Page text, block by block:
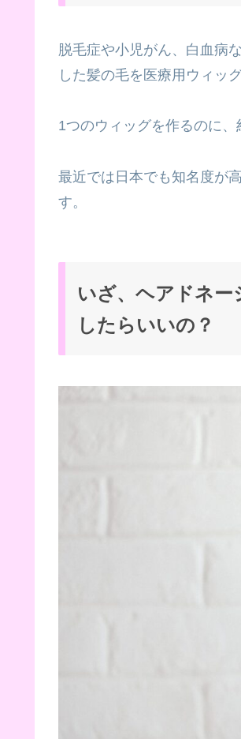
脱毛症や小児がん、白血病
した髪の毛を医療用ウィッ
1つのウィッグを作るのに、
最近では日本でも知名度が
す。
いざ、ヘアドネ
したらいいの？